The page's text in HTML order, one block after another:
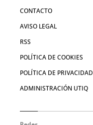
CONTACTO
AVISO LEGAL
RSS
POLÍTICA DE COOKIES
POLÍTICA DE PRIVACIDAD
ADMINISTRACIÓN UTIQ